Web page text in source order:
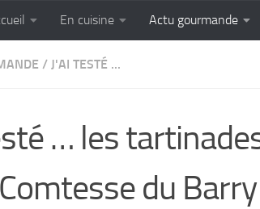
SANS
En cuisine Actu gourmande
/ J'AI TESTÉ ...
… les
du Barry